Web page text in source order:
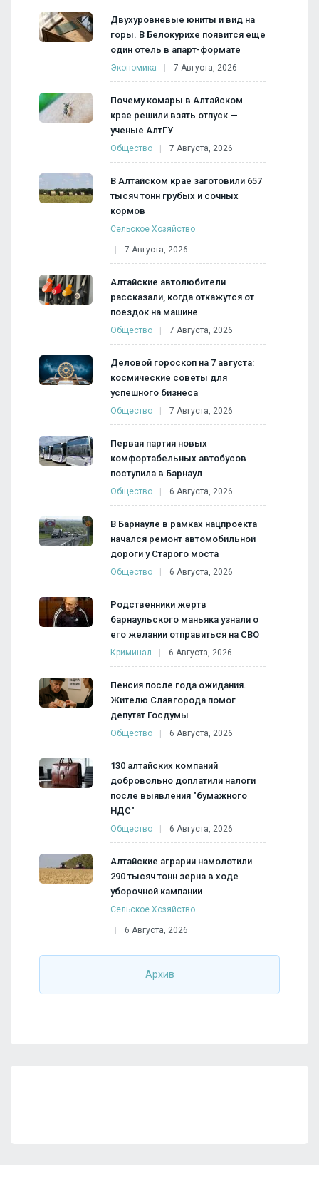
Двухуровневые юниты и вид на
горы. В Белокурихе появится еще
один отель в апарт-формате
Экономика 7 Августа, 2026
Почему комары в Алтайском
крае решили взять отпуск —
ученые АлтГУ
Общество 7 Августа, 2026
В Алтайском крае заготовили 657
тысяч тонн грубых и сочных
кормов
Сельское Хозяйство
7 Августа, 2026
Алтайские автолюбители
рассказали, когда откажутся от
поездок на машине
Общество 7 Августа, 2026
Деловой гороскоп на 7 августа:
космические советы для
успешного бизнеса
Общество 7 Августа, 2026
Первая партия новых
комфортабельных автобусов
поступила в Барнаул
Общество 6 Августа, 2026
В Барнауле в рамках нацпроекта
начался ремонт автомобильной
дороги у Старого моста
Общество 6 Августа, 2026
Родственники жертв
барнаульского маньяка узнали о
его желании отправиться на СВО
Криминал 6 Августа, 2026
Пенсия после года ожидания.
Жителю Славгорода помог
депутат Госдумы
Общество 6 Августа, 2026
130 алтайских компаний
добровольно доплатили налоги
после выявления "бумажного
НДС"
Общество 6 Августа, 2026
Алтайские аграрии намолотили
290 тысяч тонн зерна в ходе
уборочной кампании
Сельское Хозяйство
6 Августа, 2026
Архив